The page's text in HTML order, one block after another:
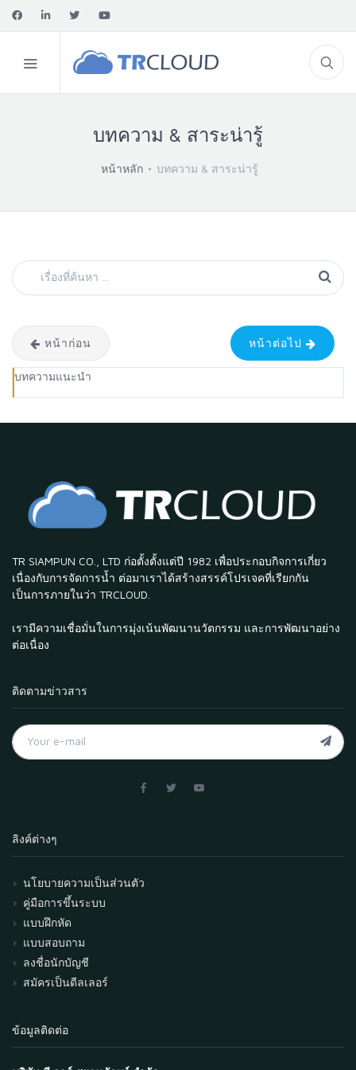
บทความ & สาระน่ารู้
หน้าหลัก บทความ & สาระน่ารู้
หน้าก่อน หน้าต่อไป
บทความแนะนำ
TR SIAMPUN CO., LTD ก่อตั้งตั้งแต่ปี 1982 เพื่อประกอบกิจการเกี่ยว
เนื่องกับการจัดการน้ำ ต่อมาเราได้สร้างสรรค์โปรเจคที่เรียกกัน
เป็นการภายในว่า TRCLOUD.
เรามีความเชื่อมั่นในการมุ่งเน้นพัฒนานวัตกรรม และการพัฒนาอย่าง
ต่อเนื่อง
ติดตามข่าวสาร
ลิงค์ต่างๆ
นโยบายความเป็นส่วนตัว
คู่มือการขึ้นระบบ
แบบฝึกหัด
แบบสอบถาม
ลงชื่อนักบัญชี
สมัครเป็นดีลเลอร์
ข้อมูลติดต่อ